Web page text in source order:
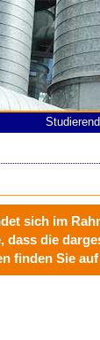
sich im
dass die
finden Sie